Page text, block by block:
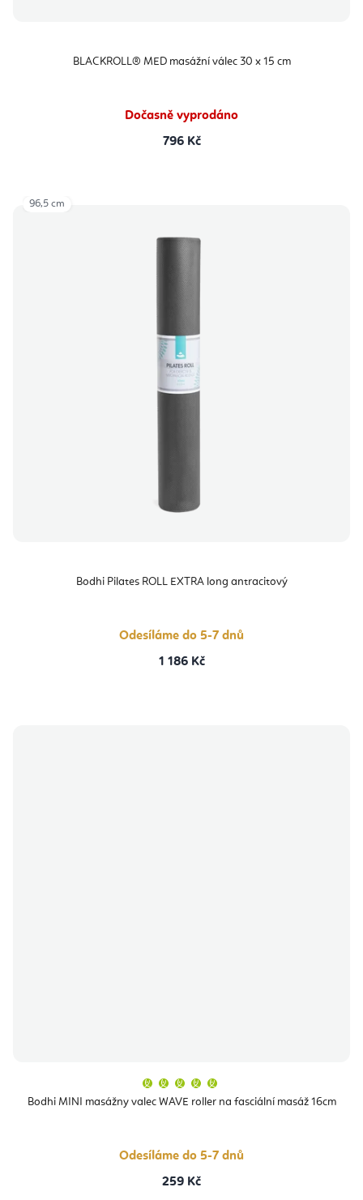
BLACKROLL® MED masážní válec 30 x 15 cm
Dočasně vyprodáno
796 Kč
Bodhi Pilates ROLL EXTRA long antracitový
Odesíláme do 5-7 dnů
1 186 Kč
96,5 cm
Bodhi MINI masážny valec WAVE roller na fasciální masáž 16cm
produktu
je
hvězdiček.
Odesíláme do 5-7 dnů
259 Kč